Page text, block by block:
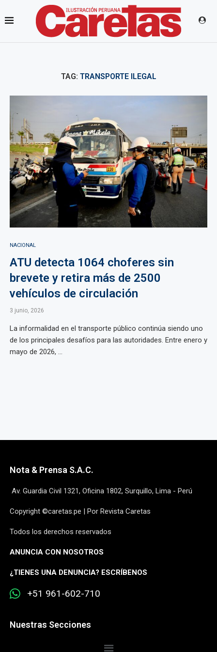
TAG: TRANSPORTE ILEGAL
NACIONAL
ATU detecta 1064 choferes sin
brevete y retira más de 2500
vehículos de circulación
3 junio, 2026
La informalidad en el transporte público continúa siendo uno
de los principales desafíos para las autoridades. Entre enero y
mayo de 2026, ...
Nota & Prensa S.A.C.
Av. Guardia Civil 1321, Oficina 1802, Surquillo, Lima - Perú
Copyright ©caretas.pe | Por Revista Caretas
Todos los derechos reservados
ANUNCIA CON NOSOTROS
¿TIENES UNA DENUNCIA? ESCRÍBENOS
+51 961-602-710
Nuestras Secciones